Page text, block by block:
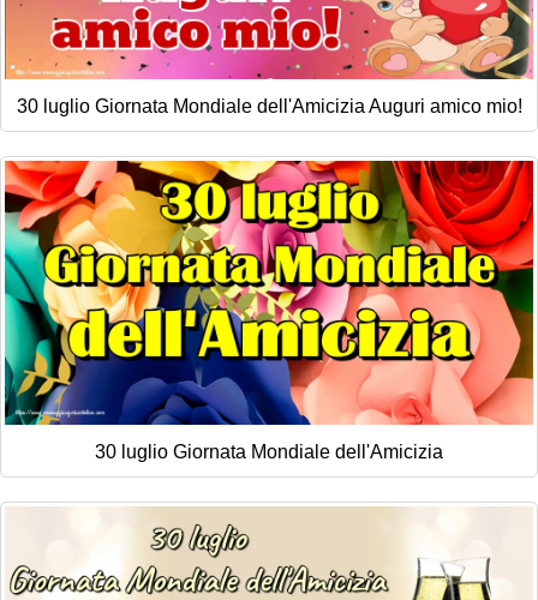
30 luglio Giornata Mondiale dell'Amicizia Auguri amico mio!
30 luglio Giornata Mondiale dell'Amicizia